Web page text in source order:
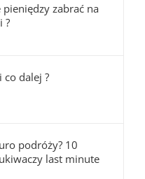
pieniędzy zabrać na
?
co dalej ?
podróży? 10
last minute